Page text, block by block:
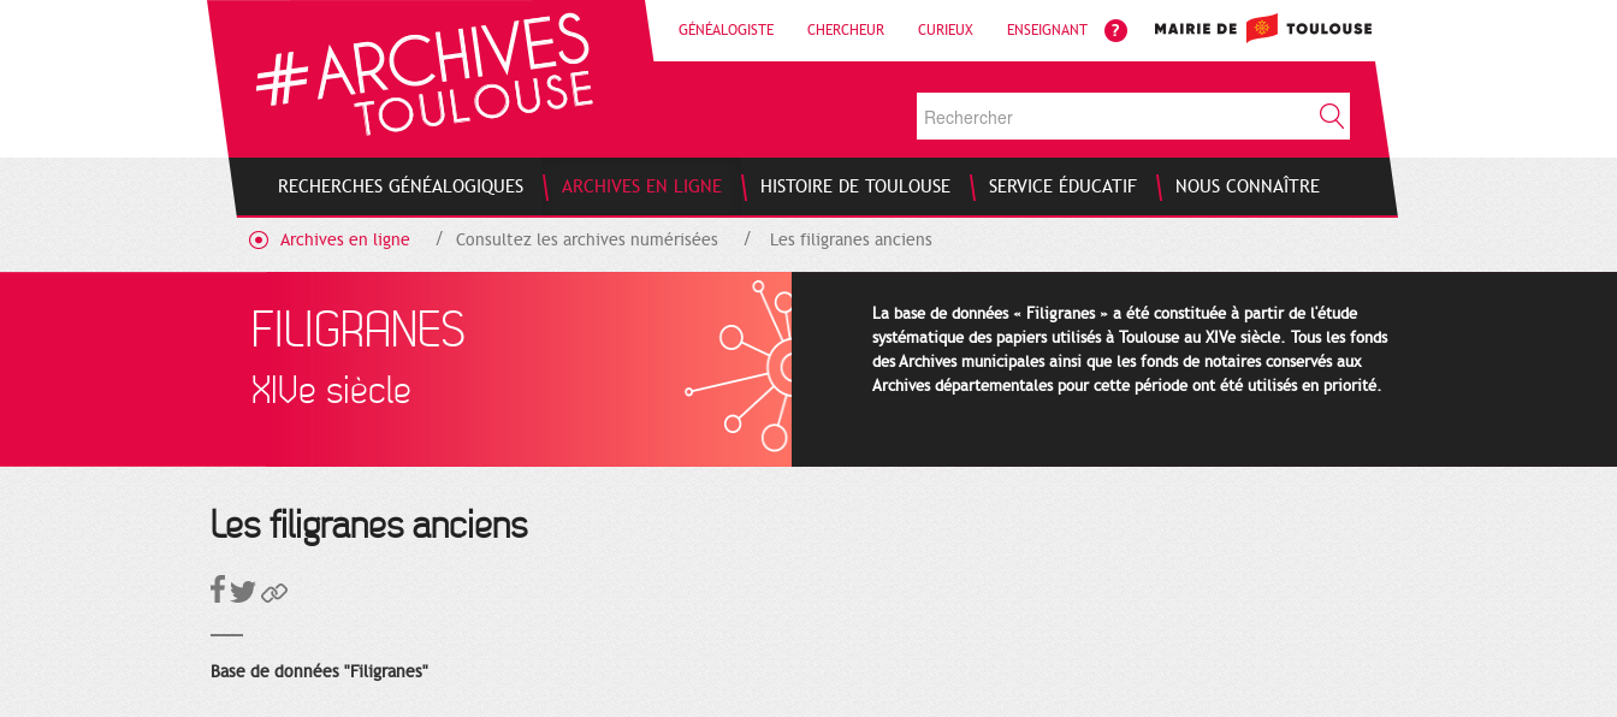
GÉNÉALOGISTE CHERCHEUR CURIEUX ENSEIGNANT
RECHERCHES GÉNÉALOGIQUES ARCHIVES EN LIGNE HISTOIRE DE TOULOUSE SERVICE ÉDUCATIF NOUS CONNAÎTRE
Archives en ligne Consultez les archives numérisées Les filigranes anciens
FILIGRANES
XIVe siècle
La base de données « Filigranes » a été constituée à partir de l'étude
systématique des papiers utilisés à Toulouse au XIVe siècle. Tous les fonds
des Archives municipales ainsi que les fonds de notaires conservés aux
Archives départementales pour cette période ont été utilisés en priorité.
Les filigranes anciens
Base de données "Filigranes"
Gestion de vos préférences sur les cookies